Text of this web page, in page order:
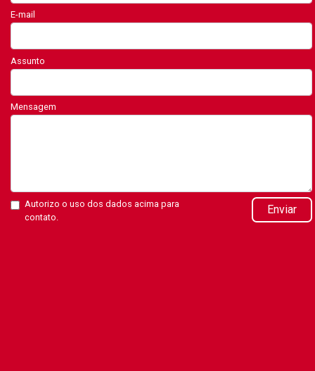
E-mail
Assunto
Mensagem
Autorizo o uso dos dados acima para
contato.
Enviar